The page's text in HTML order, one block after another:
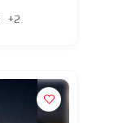
+2